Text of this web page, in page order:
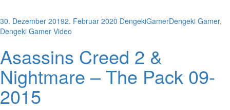
30. Dezember 20192. Februar 2020 DengekiGamerDengeki Gamer,
Dengeki Gamer Video
Asassins Creed 2 &
Nightmare – The Pack 09-
2015